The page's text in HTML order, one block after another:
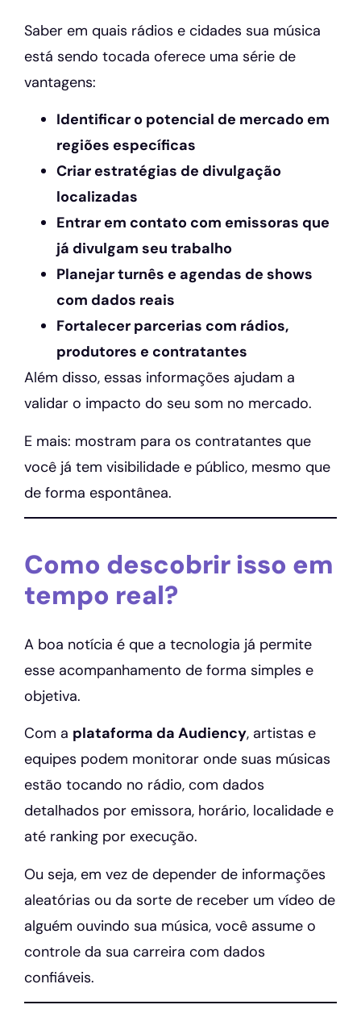
Saber em quais rádios e cidades sua música
está sendo tocada oferece uma série de
vantagens:
Identificar o potencial de mercado em
regiões específicas
Criar estratégias de divulgação
localizadas
Entrar em contato com emissoras que
já divulgam seu trabalho
Planejar turnês e agendas de shows
com dados reais
Fortalecer parcerias com rádios,
produtores e contratantes
Além disso, essas informações ajudam a
validar o impacto do seu som no mercado.
E mais: mostram para os contratantes que
você já tem visibilidade e público, mesmo que
de forma espontânea.
Como descobrir isso em
tempo real?
A boa notícia é que a tecnologia já permite
esse acompanhamento de forma simples e
objetiva.
Com a plataforma da Audiency, artistas e
equipes podem monitorar onde suas músicas
estão tocando no rádio, com dados
detalhados por emissora, horário, localidade e
até ranking por execução.
Ou seja, em vez de depender de informações
aleatórias ou da sorte de receber um vídeo de
alguém ouvindo sua música, você assume o
controle da sua carreira com dados
confiáveis.